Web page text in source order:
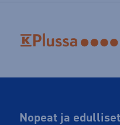
Nopeat ja edulliset